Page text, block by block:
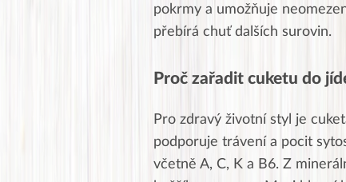
pokrmy a umožňuje
přebírá chuť dalších surovin.
Proč zařadit cuketu do
Pro zdravý životní styl je
podporuje trávení a pocit
včetně A, C, K a B6. Z